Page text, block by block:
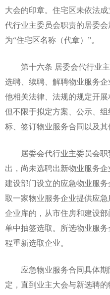
大会的印章。住宅区未依法
代行业主委员会职责的居委
为“住宅区名称（代章）”。
第十六条 居委会代行业主
选聘、续聘、解聘物业服务
他相关法律、法规的规定开
但不限于拟定方案、公示、
标、签订物业服务合同以及其
居委会代行业主委员会职
出，尚未选聘出新物业服务
建设部门设立的应急物业服
取一家物业服务企业提供应
企业库的，从市住房和建设
单中抽签选取。所选物业服
程重新选取企业。
应急物业服务合同具体期
定，直到业主大会与新选聘